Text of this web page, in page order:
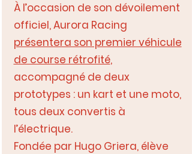
À l’occasion de son dévoilement
officiel, Aurora Racing
présentera son premier véhicule
de course rétrofité,
accompagné de deux
prototypes : un kart et une moto,
tous deux convertis à
l’électrique.
Fondée par Hugo Griera, élève